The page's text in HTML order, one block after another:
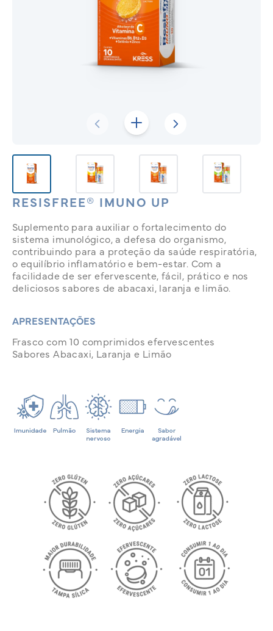
RESISFREE® IMUNO UP
Suplemento para auxiliar o fortalecimento do
sistema imunológico, a defesa do organismo,
contribuindo para a proteção da saúde respiratória,
o equilíbrio inflamatório e bem-estar. Com a
facilidade de ser efervescente, fácil, prático e nos
deliciosos sabores de abacaxi, laranja e limão.
APRESENTAÇÕES
Frasco com 10 comprimidos efervescentes
Sabores Abacaxi, Laranja e Limão